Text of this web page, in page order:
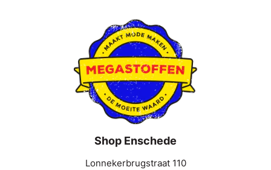
Shop Enschede
Lonnekerbrugstraat 110